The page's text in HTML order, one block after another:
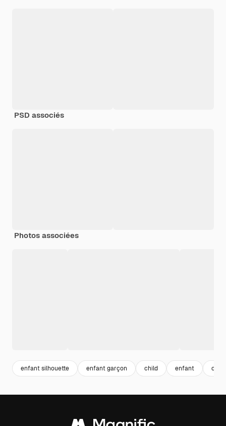
PSD associés
Photos associées
enfant silhouette enfant garçon child enfant